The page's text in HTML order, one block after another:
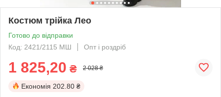
Костюм трійка Лео
Готово до відправки
Код: 2421/2115 МШ
Опт і роздріб
1 825,20 ₴ 2 028 ₴
Економія 202.80 ₴